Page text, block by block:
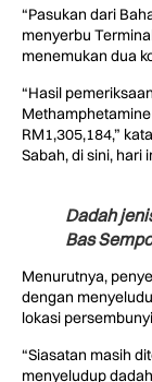
“Pasukan dari
menyerbu
menemukan dua
“Hasil
RM1,305,184,”
Sabah, di sini, hari
Dadah
Bas
Menurutnya,
dengan
lokasi
“Siasatan masih
menyeludup